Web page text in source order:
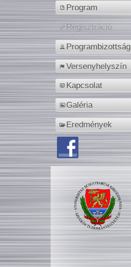
Program
Regisztráció
Programbizottság
Versenyhelyszín
Kapcsolat
Galéria
Eredmények